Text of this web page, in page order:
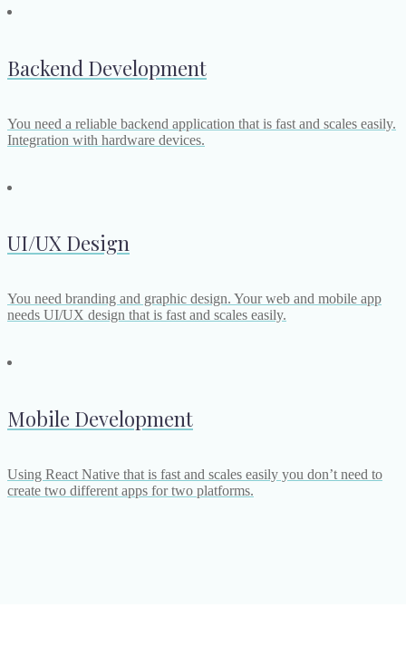
Backend Development
You need a reliable backend application that is fast and scales easily.
Integration with hardware devices.
UI/UX Design
You need branding and graphic design. Your web and mobile app
needs UI/UX design that is fast and scales easily.
Mobile Development
Using React Native that is fast and scales easily you don’t need to
create two different apps for two platforms.